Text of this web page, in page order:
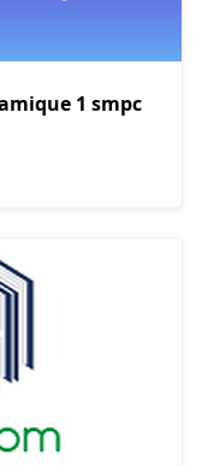
1 smpc